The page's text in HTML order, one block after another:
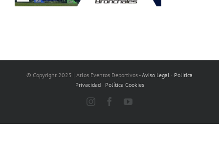
© Copyright 2025 | Atlos Eventos Deportivos -Aviso Legal · Política
Privacidad· Política Cookies
InstagramFacebookYouTube